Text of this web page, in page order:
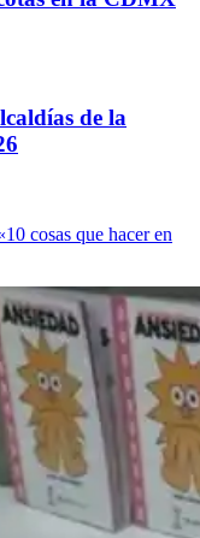
de la
cosas que hacer en